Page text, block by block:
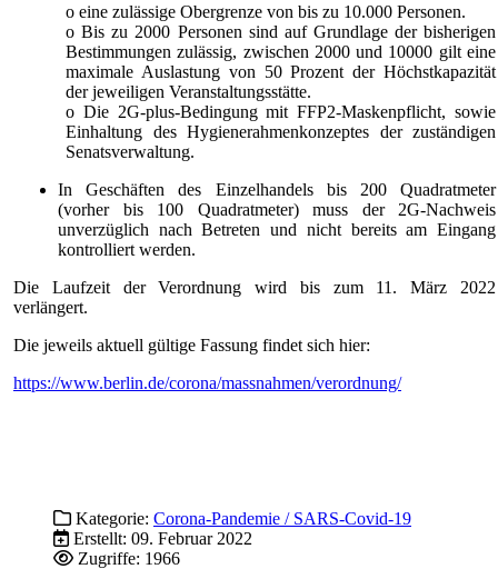
o eine zulässige Obergrenze von bis zu 10.000 Personen.
o Bis zu 2000 Personen sind auf Grundlage der bisherigen
Bestimmungen zulässig, zwischen 2000 und 10000 gilt eine
maximale Auslastung von 50 Prozent der Höchstkapazität
der jeweiligen Veranstaltungsstätte.
o Die 2G-plus-Bedingung mit FFP2-Maskenpflicht, sowie
Einhaltung des Hygienerahmenkonzeptes der zuständigen
Senatsverwaltung.
In Geschäften des Einzelhandels bis 200 Quadratmeter
(vorher bis 100 Quadratmeter) muss der 2G-Nachweis
unverzüglich nach Betreten und nicht bereits am Eingang
kontrolliert werden.
Die Laufzeit der Verordnung wird bis zum 11. März 2022
verlängert.
Die jeweils aktuell gültige Fassung findet sich hier:
https://www.berlin.de/corona/massnahmen/verordnung/
Kategorie: Corona-Pandemie / SARS-Covid-19
Erstellt: 09. Februar 2022
Zugriffe: 1966